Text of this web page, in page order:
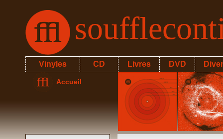
Vinyles CD Livres DVD
Accueil